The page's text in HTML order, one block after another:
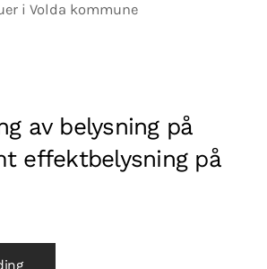
i Volda kommune
av belysning på
effektbelysning på